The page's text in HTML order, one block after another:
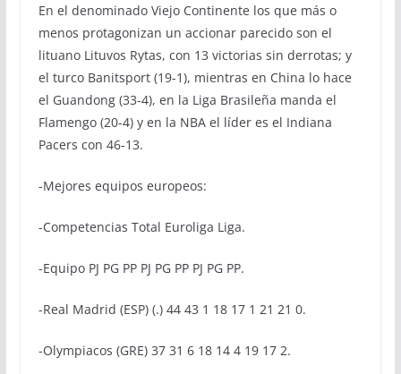
En el denominado Viejo Continente los que más o
menos protagonizan un accionar parecido son el
lituano Lituvos Rytas, con 13 victorias sin derrotas; y
el turco Banitsport (19-1), mientras en China lo hace
el Guandong (33-4), en la Liga Brasileña manda el
Flamengo (20-4) y en la NBA el líder es el Indiana
Pacers con 46-13.
-Mejores equipos europeos:
-Competencias Total Euroliga Liga.
-Equipo PJ PG PP PJ PG PP PJ PG PP.
-Real Madrid (ESP) (.) 44 43 1 18 17 1 21 21 0.
-Olympiacos (GRE) 37 31 6 18 14 4 19 17 2.